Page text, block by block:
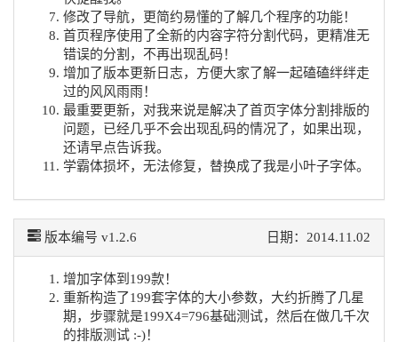
修改了导航，更简约易懂的了解几个程序的功能！
首页程序使用了全新的内容字符分割代码，更精准无
错误的分割，不再出现乱码！
增加了版本更新日志，方便大家了解一起磕磕绊绊走
过的风风雨雨！
最重要更新，对我来说是解决了首页字体分割排版的
问题，已经几乎不会出现乱码的情况了，如果出现，
还请早点告诉我。
学霸体损坏，无法修复，替换成了我是小叶子字体。
日期：2014.11.02
版本编号 v1.2.6
增加字体到199款！
重新构造了199套字体的大小参数，大约折腾了几星
期，步骤就是199X4=796基础测试，然后在做几千次
的排版测试 :-)！